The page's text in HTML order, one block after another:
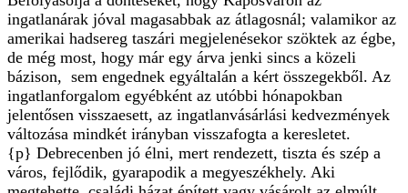
ingatlanárak jóval magasabbak az átlagosnál; valamikor az
amerikai hadsereg taszári megjelenésekor szöktek az égbe,
de még most, hogy már egy árva jenki sincs a közeli
bázison, sem engednek egyáltalán a kért összegekből. Az
ingatlanforgalom egyébként az utóbbi hónapokban
jelentősen visszaesett, az ingatlanvásárlási kedvezmények
változása mindkét irányban visszafogta a keresletet.
{p} Debrecenben jó élni, mert rendezett, tiszta és szép a
város, fejlődik, gyarapodik a megyeszékhely. Aki